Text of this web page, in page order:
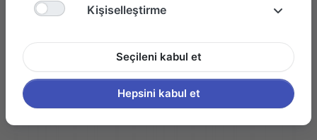
Kişiselleştirme
Seçileni kabul et
Hepsini kabul et